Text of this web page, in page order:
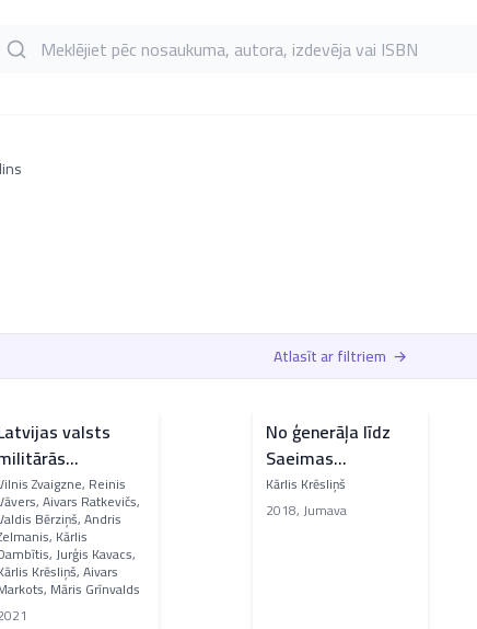
Meklēt grāmatas pēc nosaukuma, autora, izdevēja vai ISBN
Atlasīt ar filtriem →
valsts
100
Zvaigzne, Reinis
Aivars Ratkevičs,
Bērziņš, Andris
Kārlis
Jurģis Kavacs,
Krēsliņš, Aivars
Māris Grīnvalds
No ģenerāļa līdz
Saeimas
deputātam
Kārlis Krēsliņš
2018,Jumava